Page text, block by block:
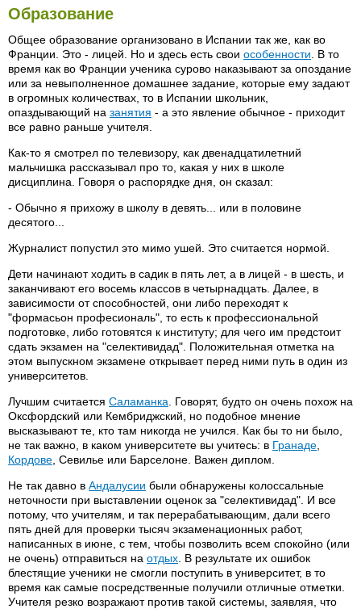
Образование
Общее образование организовано в Испании так же, как во
Франции. Это - лицей. Но и здесь есть свои особенности . В то
время как во Франции ученика сурово наказывают за опоздание
или за невыполненное домашнее задание, которые ему задают
в огромных количествах, то в Испании школьник,
опаздывающий на занятия - а это явление обычное - приходит
все равно раньше учителя.
Как-то я смотрел по телевизору, как двенадцатилетний
мальчишка рассказывал про то, какая у них в школе
дисциплина. Говоря о распорядке дня, он сказал:
- Обычно я прихожу в школу в девять... или в половине
десятого...
Журналист попустил это мимо ушей. Это считается нормой.
Дети начинают ходить в садик в пять лет, а в лицей - в шесть, и
заканчивают его восемь классов в четырнадцать. Далее, в
зависимости от способностей, они либо переходят к
"формасьон професиональ", то есть к профессиональной
подготовке, либо готовятся к институту; для чего им предстоит
сдать экзамен на "селективидад". Положительная отметка на
этом выпускном экзамене открывает перед ними путь в один из
университетов.
Лучшим считается Саламанка . Говорят, будто он очень похож на
Оксфордский или Кембриджский, но подобное мнение
высказывают те, кто там никогда не учился. Как бы то ни было,
не так важно, в каком университете вы учитесь: в Гранаде
Кордове , Севилье или Барселоне. Важен диплом.
Не так давно в Андалусии были обнаружены колоссальные
неточности при выставлении оценок за "селективидад". И все
потому, что учителям, и так перерабатывающим, дали всего
пять дней для проверки тысяч экзаменационных работ,
написанных в июне, с тем, чтобы позволить всем спокойно (или
не очень) отправиться на отдых . В результате их ошибок
блестящие ученики не смогли поступить в университет, в то
время как самые посредственные получили отличные отметки.
Учителя резко возражают против такой системы, заявляя, что